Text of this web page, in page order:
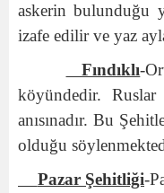
askerin bulunduğu
izafe edilir ve yaz
Fındıklı-
köyündedir. Ruslar
anısınadır. Bu
olduğu
Pazar Şehitliği-